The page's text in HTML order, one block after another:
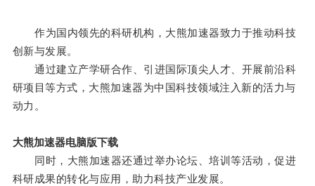
作为国内领先的科研机构，大熊加速器致力于推动科技
创新与发展。
通过建立产学研合作、引进国际顶尖人才、开展前沿科
研项目等方式，大熊加速器为中国科技领域注入新的活力与
动力。
大熊加速器电脑版下载
同时，大熊加速器还通过举办论坛、培训等活动，促进
科研成果的转化与应用，助力科技产业发展。